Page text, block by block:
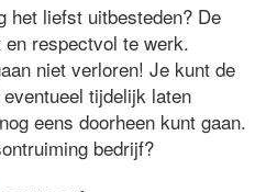
het liefst uitbesteden? De
respectvol te werk.
niet verloren! Je kunt de
tijdelijk laten
eens doorheen kunt gaan.
bedrijf?